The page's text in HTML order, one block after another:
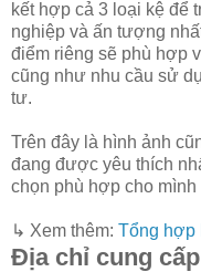
kết hợp cả 3 loại kệ để
nghiệp và ấn tượng
điểm riêng sẽ phù hợp
cũng như nhu cầu sử
tư.
Trên đây là hình ảnh
đang được yêu thích
chọn phù hợp cho mình
↳ Xem thêm: Tổng hợp
Địa chỉ cung